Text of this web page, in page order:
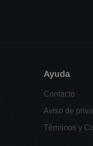
Ayuda
Contacto
Aviso de
Términos y